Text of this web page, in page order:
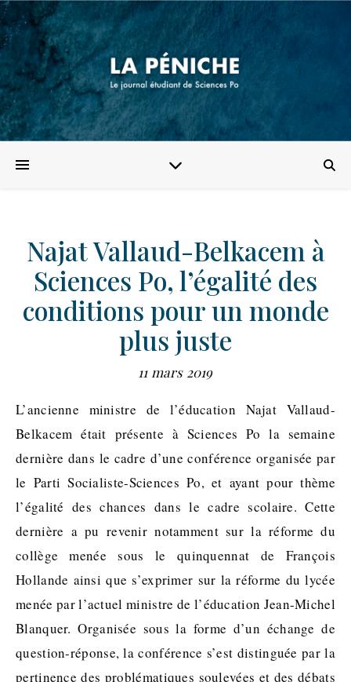
Najat Vallaud-Belkacem à
Sciences Po, l’égalité des
conditions pour un monde
plus juste
11 mars 2019
L’ancienne ministre de l’éducation Najat Vallaud-
Belkacem était présente à Sciences Po la semaine
dernière dans le cadre d’une conférence organisée par
le Parti Socialiste-Sciences Po, et ayant pour thème
l’égalité des chances dans le cadre scolaire. Cette
dernière a pu revenir notamment sur la réforme du
collège menée sous le quinquennat de François
Hollande ainsi que s’exprimer sur la réforme du lycée
menée par l’actuel ministre de l’éducation Jean-Michel
Blanquer. Organisée sous la forme d’un échange de
question-réponse, la conférence s’est distinguée par la
pertinence des problématiques soulevées et des débats